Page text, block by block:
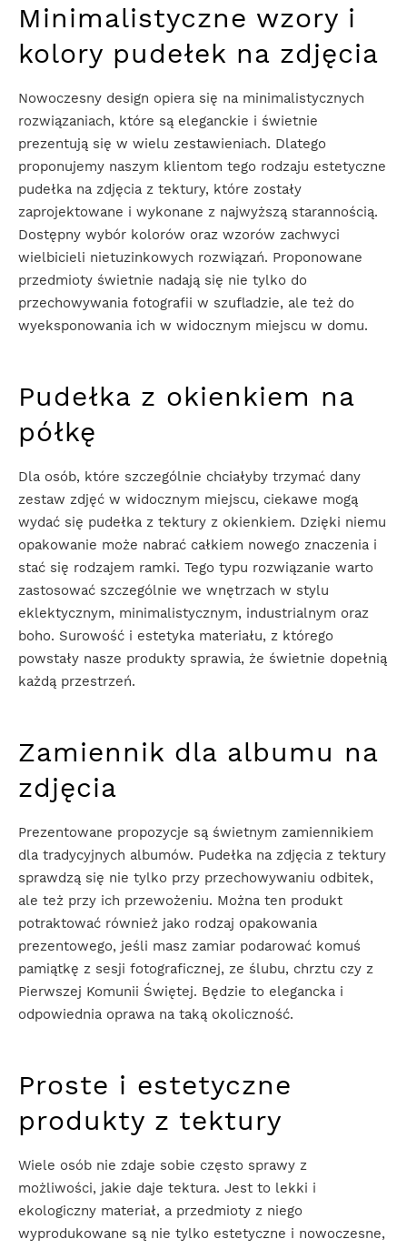
Minimalistyczne wzory i
kolory pudełek na zdjęcia
Nowoczesny design opiera się na minimalistycznych
rozwiązaniach, które są eleganckie i świetnie
prezentują się w wielu zestawieniach. Dlatego
proponujemy naszym klientom tego rodzaju estetyczne
pudełka na zdjęcia z tektury, które zostały
zaprojektowane i wykonane z najwyższą starannością.
Dostępny wybór kolorów oraz wzorów zachwyci
wielbicieli nietuzinkowych rozwiązań. Proponowane
przedmioty świetnie nadają się nie tylko do
przechowywania fotografii w szufladzie, ale też do
wyeksponowania ich w widocznym miejscu w domu.
Pudełka z okienkiem na
półkę
Dla osób, które szczególnie chciałyby trzymać dany
zestaw zdjęć w widocznym miejscu, ciekawe mogą
wydać się pudełka z tektury z okienkiem. Dzięki niemu
opakowanie może nabrać całkiem nowego znaczenia i
stać się rodzajem ramki. Tego typu rozwiązanie warto
zastosować szczególnie we wnętrzach w stylu
eklektycznym, minimalistycznym, industrialnym oraz
boho. Surowość i estetyka materiału, z którego
powstały nasze produkty sprawia, że świetnie dopełnią
każdą przestrzeń.
Zamiennik dla albumu na
zdjęcia
Prezentowane propozycje są świetnym zamiennikiem
dla tradycyjnych albumów. Pudełka na zdjęcia z tektury
sprawdzą się nie tylko przy przechowywaniu odbitek,
ale też przy ich przewożeniu. Można ten produkt
potraktować również jako rodzaj opakowania
prezentowego, jeśli masz zamiar podarować komuś
pamiątkę z sesji fotograficznej, ze ślubu, chrztu czy z
Pierwszej Komunii Świętej. Będzie to elegancka i
odpowiednia oprawa na taką okoliczność.
Proste i estetyczne
produkty z tektury
Wiele osób nie zdaje sobie często sprawy z
możliwości, jakie daje tektura. Jest to lekki i
ekologiczny materiał, a przedmioty z niego
wyprodukowane są nie tylko estetyczne i nowoczesne,